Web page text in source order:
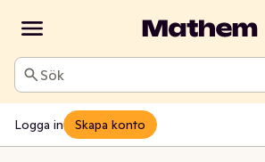
Sök
Logga in Skapa konto